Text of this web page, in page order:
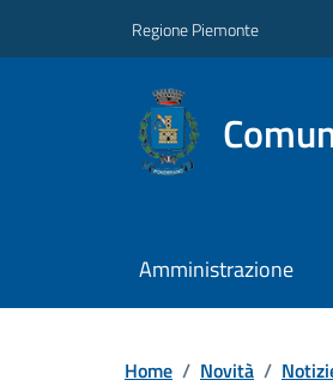
Regione Piemonte
Amministrazione
Home / Novità /